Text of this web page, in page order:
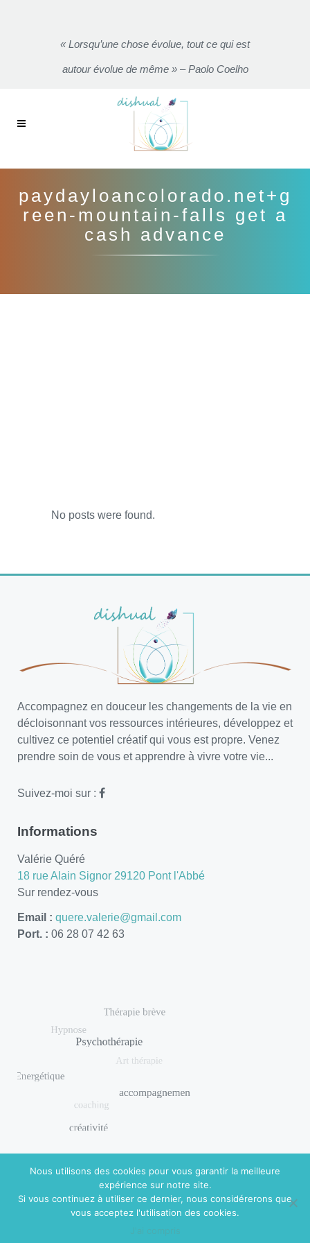
« Lorsqu’une chose évolue, tout ce qui est
autour évolue de même » – Paolo Coelho
paydayloancolorado.net+g
reen-mountain-falls get a
cash advance
No posts were found.
Accompagnez en douceur les changements de la vie en
décloisonnant vos ressources intérieures, développez et
cultivez ce potentiel créatif qui vous est propre. Venez
prendre soin de vous et apprendre à vivre votre vie...
Suivez-moi sur :
Informations
Valérie Quéré
18 rue Alain Signor 29120 Pont l'Abbé
Sur rendez-vous
Email : quere.valerie@gmail.com
Port. : 06 28 07 42 63
© 2018 DISHUAL. Réalisé parVirginie Guidal
Mentions
Nous utilisons des cookies pour vous garantir la meilleure
expérience sur notre site.
Si vous continuez à utiliser ce dernier, nous considérerons que
vous acceptez l'utilisation des cookies.